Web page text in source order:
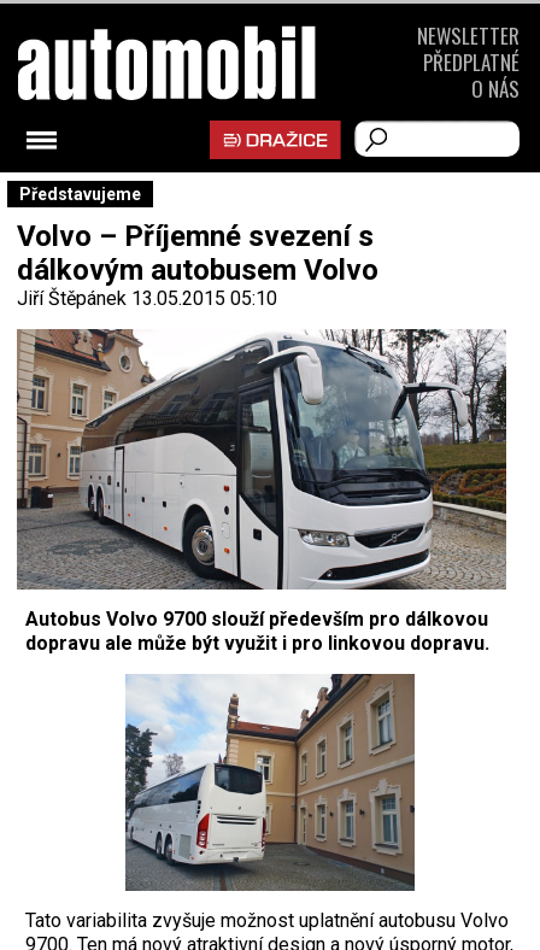
Představujeme
Volvo – Příjemné svezení s
dálkovým autobusem Volvo
Jiří Štěpánek 13.05.2015 05:10
Autobus Volvo 9700 slouží především pro dálkovou
dopravu ale může být využit i pro linkovou dopravu.
Tato variabilita zvyšuje možnost uplatnění autobusu Volvo
9700. Ten má nový atraktivní design a nový úsporný motor,
NEWSLETTER
PŘEDPLATNÉ
O NÁS